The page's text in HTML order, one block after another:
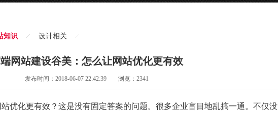
知识 设计相关
网站建设谷美：怎么让网站优化更有效
发布时间：2018-06-07 22:42:39 浏览：2341
优化更有效？这是没有固定答案的问题。很多企业盲目地乱搞一通。不仅没